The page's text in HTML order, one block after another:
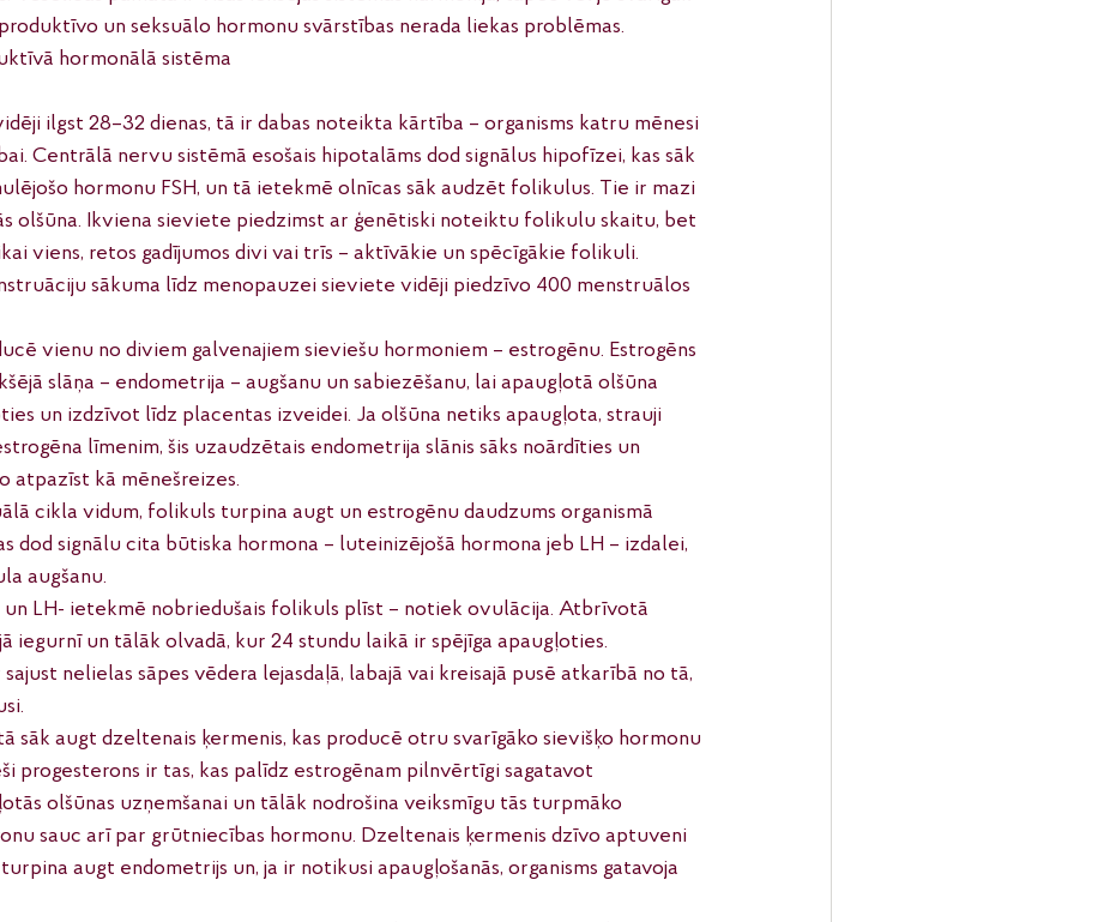
un seksuālo hormonu svārstības nerada liekas problēmas.
hormonālā sistēma
ilgst 28–32 dienas, tā ir dabas noteikta kārtība – organisms katru mēnesi
Centrālā nervu sistēmā esošais hipotalāms dod signālus hipofīzei, kas sāk
hormonu FSH, un tā ietekmē olnīcas sāk audzēt folikulus. Tie ir mazi
olšūna. Ikviena sieviete piedzimst ar ģenētiski noteiktu folikulu skaitu, bet
viens, retos gadījumos divi vai trīs – aktīvākie un spēcīgākie folikuli.
sākuma līdz menopauzei sieviete vidēji piedzīvo 400 menstruālos
vienu no diviem galvenajiem sieviešu hormoniem – estrogēnu. Estrogēns
slāņa – endometrija – augšanu un sabiezēšanu, lai apaugļotā olšūna
un izdzīvot līdz placentas izveidei. Ja olšūna netiks apaugļota, strauji
līmenim, šis uzaudzētais endometrija slānis sāks noārdīties un
atpazīst kā mēnešreizes.
cikla vidum, folikuls turpina augt un estrogēnu daudzums organismā
dod signālu cita būtiska hormona – luteinizējošā hormona jeb LH – izdalei,
augšanu.
un LH- ietekmē nobriedušais folikuls plīst – notiek ovulācija. Atbrīvotā
iegurnī un tālāk olvadā, kur 24 stundu laikā ir spējīga apaugļoties.
nelielas sāpes vēdera lejasdaļā, labajā vai kreisajā pusē atkarībā no tā,
sāk augt dzeltenais ķermenis, kas producē otru svarīgāko sievišķo hormonu
progesterons ir tas, kas palīdz estrogēnam pilnvērtīgi sagatavot
olšūnas uzņemšanai un tālāk nodrošina veiksmīgu tās turpmāko
sauc arī par grūtniecības hormonu. Dzeltenais ķermenis dzīvo aptuveni
turpina augt endometrijs un, ja ir notikusi apaugļošanās, organisms gatavoja